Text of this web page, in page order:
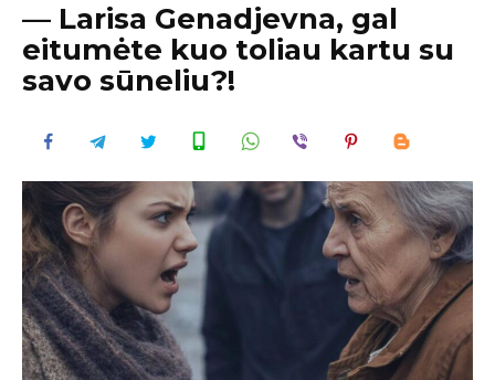
— Larisa Genadjevna, gal
eitumėte kuo toliau kartu su
savo sūneliu?!